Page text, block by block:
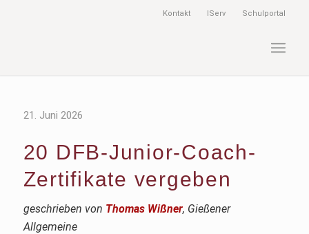
Kontakt IServ Schulportal
21. Juni 2026
20 DFB-Junior-Coach-
Zertifikate vergeben
geschrieben von Thomas Wißner, Gießener
Allgemeine